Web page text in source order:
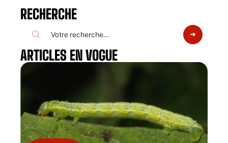
RECHERCHE
ARTICLES EN VOGUE